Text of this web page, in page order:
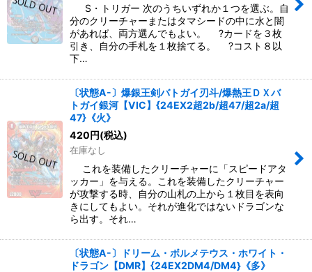
S・トリガー 次のうちいずれか１つを選ぶ。自
分のクリーチャーまたはタマシードの中に水と闇
があれば、両方選んでもよい。 ?カードを３枚
引き、自分の手札を１枚捨てる。 ?コスト８以
下…
〔状態A-〕爆銀王剣バトガイ刃斗/爆熱王ＤＸバ
トガイ銀河【VIC】{24EX2超2b/超47/超2a/超
47}《火》
420円(税込)
在庫なし
これを装備したクリーチャーに「スピードアタ
ッカー」を与える。これを装備したクリーチャー
が攻撃する時、自分の山札の上から１枚目を表向
きにしてもよい。それが進化ではないドラゴンな
ら出す。それ…
〔状態A-〕ドリーム・ボルメテウス・ホワイト・
ドラゴン【DMR】{24EX2DM4/DM4}《多》